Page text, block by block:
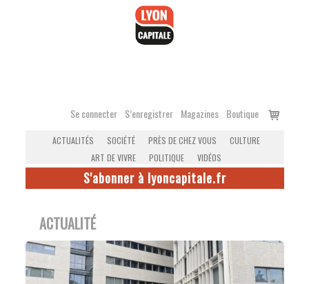
Se connecter S’enregistrer Magazines Boutique
Voir
ACTUALITÉS SOCIÉTÉ PRÈS DE CHEZ VOUS
CULTURE
ART DE VIVRE
POLITIQUE VIDÉOS
S'abonner à lyoncapitale.fr
ACTUALITÉ